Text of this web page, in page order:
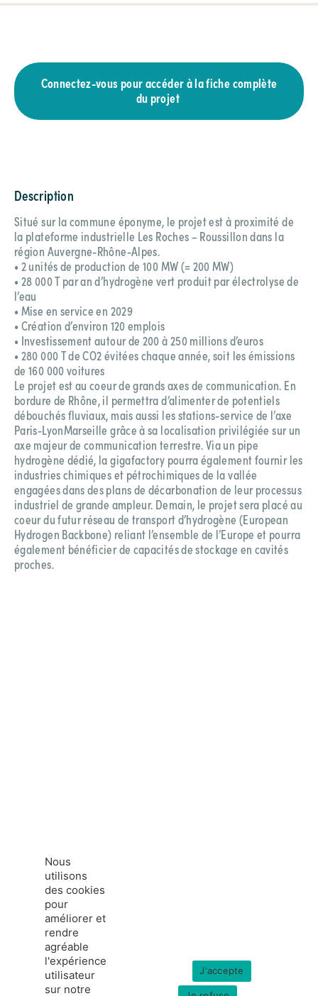
Connectez-vous pour accéder à la fiche complète
du projet
Description
Situé sur la commune éponyme, le projet est à proximité de
la plateforme industrielle Les Roches – Roussillon dans la
région Auvergne-Rhône-Alpes.
• 2 unités de production de 100 MW (= 200 MW)
• 28 000 T par an d’hydrogène vert produit par électrolyse de
l’eau
• Mise en service en 2029
• Création d’environ 120 emplois
• Investissement autour de 200 à 250 millions d’euros
• 280 000 T de CO2 évitées chaque année, soit les émissions
de 160 000 voitures
Le projet est au coeur de grands axes de communication. En
bordure de Rhône, il permettra d’alimenter de potentiels
débouchés fluviaux, mais aussi les stations-service de l’axe
Paris-LyonMarseille grâce à sa localisation privilégiée sur un
axe majeur de communication terrestre. Via un pipe
hydrogène dédié, la gigafactory pourra également fournir les
industries chimiques et pétrochimiques de la vallée
engagées dans des plans de décarbonation de leur processus
industriel de grande ampleur. Demain, le projet sera placé au
coeur du futur réseau de transport d’hydrogène (European
Hydrogen Backbone) reliant l’ensemble de l’Europe et pourra
également bénéficier de capacités de stockage en cavités
proches.
Nous
utilisons
des cookies
pour
améliorer et
rendre
agréable
l'expérience
utilisateur
sur notre
J'accepte